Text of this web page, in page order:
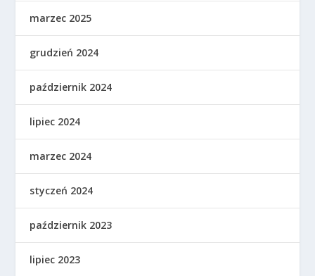
marzec 2025
grudzień 2024
październik 2024
lipiec 2024
marzec 2024
styczeń 2024
październik 2023
lipiec 2023